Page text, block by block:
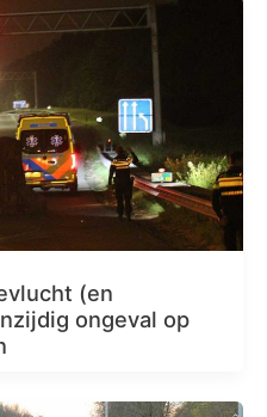
(en
ongeval op